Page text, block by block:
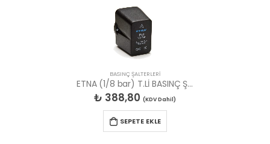
BASINÇ ŞALTERLERİ
ETNA (1/8 bar) T.Lİ BASINÇ ŞALTERİ
₺ 388,80 (KDV Dahil)
SEPETE EKLE